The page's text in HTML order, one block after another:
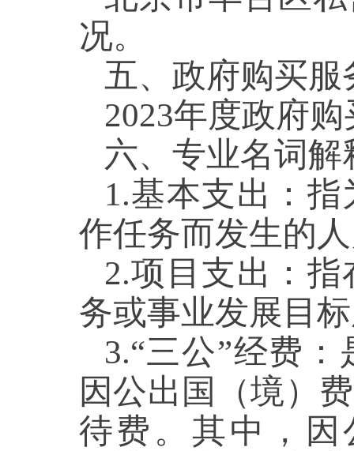
况。
五、政府购买服
2023年度政府购
六、 专业名词解
1.基本支出：
作任务而发生的
2.项目支出：
务或事业发展目
3.“三公”经费：
因公出国（境）
待费。其中，